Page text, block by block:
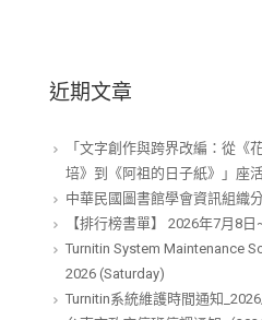
近期文章
「文字創作與跨界改編：從《
培》到《阿祖的日子紙》」座
中華民國圖書館學會資訊組織
【排行榜書單】 2026年7月8
Turnitin System Maintenance
2026 (Saturday)
Turnitin系統維護時間通知